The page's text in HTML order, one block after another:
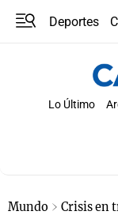
Deportes
Lo Último
Mundo Crisis en